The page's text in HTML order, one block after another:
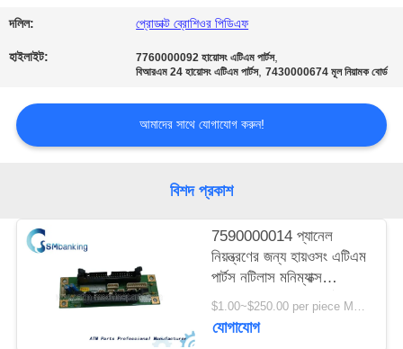
উদ্ধৃতির
জন্য
সাইট
PRIVACY
POLICY
দলিল: প্রোডাক্ট ব্রোশিওর পিডিএফ
হাইলাইট: 7760000092 হায়োসং এটিএম পার্টস,
বিআরএম 24 হায়োসং এটিএম পার্টস,7430000674 মূল নিয়ামক বোর্ড
আমাদের সাথে যোগাযোগ করুন!
বিশদ প্রকাশ
7590000014 প্যানেল
নিয়ন্ত্রণের জন্য হায়ওসং এটিএম
পার্টস নটিলাস মনিম্যাক্স
সিআরএম ইন্টারফেস বোর্ড
75900000-14
$1.00~$250.00 per piece MOQ:1 টুকরা
যোগাযোগ